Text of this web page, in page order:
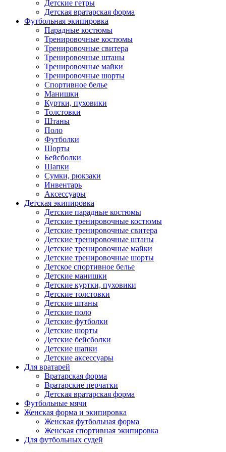
Детские гетры
Детская вратарская форма
Футбольная экипировка
Парадные костюмы
Тренировочные костюмы
Тренировочные свитера
Тренировочные штаны
Тренировочные майки
Тренировочные шорты
Спортивное белье
Манишки
Куртки, пуховики
Толстовки
Штаны
Поло
Футболки
Шорты
Бейсболки
Шапки
Сумки, рюкзаки
Инвентарь
Аксессуары
Детская экипировка
Детские парадные костюмы
Детские тренировочные костюмы
Детские тренировочные свитера
Детские тренировочные штаны
Детские тренировочные майки
Детские тренировочные шорты
Детское спортивное белье
Детские манишки
Детские куртки, пуховики
Детские толстовки
Детские штаны
Детские поло
Детские футболки
Детские шорты
Детские бейсболки
Детские шапки
Детские аксессуары
Для вратарей
Вратарская форма
Вратарские перчатки
Детская вратарская форма
Футбольные мячи
Женская форма и экипировка
Женская футбольная форма
Женская спортивная экипировка
Для футбольных судей